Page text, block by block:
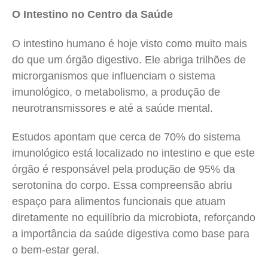
O Intestino no Centro da Saúde
O intestino humano é hoje visto como muito mais
do que um órgão digestivo. Ele abriga trilhões de
microrganismos que influenciam o sistema
imunológico, o metabolismo, a produção de
neurotransmissores e até a saúde mental.
Estudos apontam que cerca de 70% do sistema
imunológico está localizado no intestino e que este
órgão é responsável pela produção de 95% da
serotonina do corpo. Essa compreensão abriu
espaço para alimentos funcionais que atuam
diretamente no equilíbrio da microbiota, reforçando
a importância da saúde digestiva como base para
o bem-estar geral.